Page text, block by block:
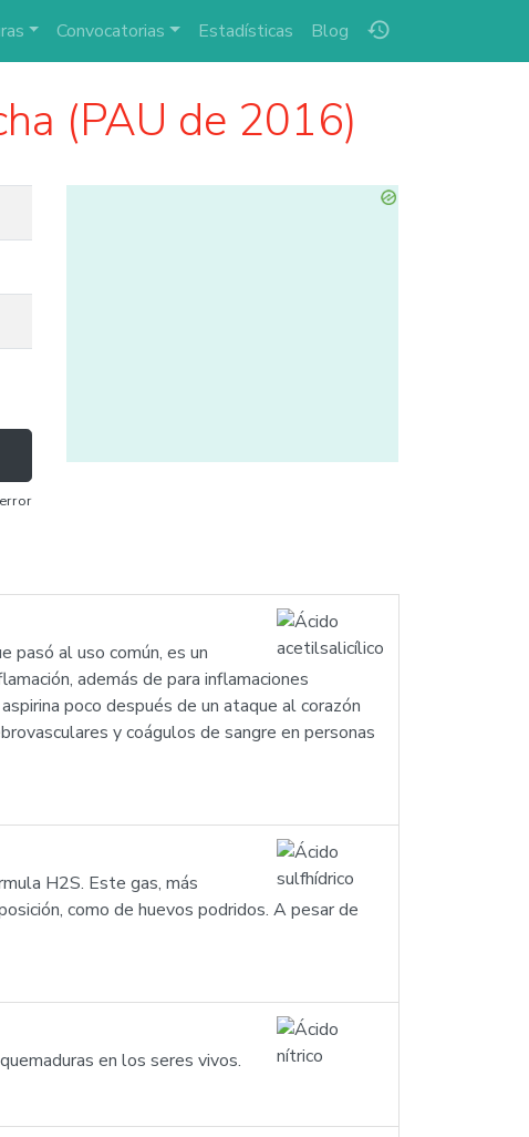
history
Convocatorias Estadísticas Blog
(PAU de 2016)
pasó al uso común, es un
además de para inflamaciones
poco después de un ataque al corazón
y coágulos de sangre en personas
H2S. Este gas, más
como de huevos podridos. A pesar de
en los seres vivos.